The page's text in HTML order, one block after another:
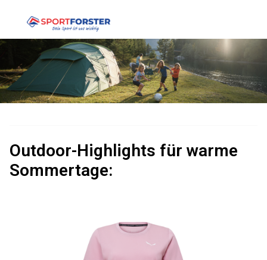
Outdoor-Highlights für warme
Sommertage: